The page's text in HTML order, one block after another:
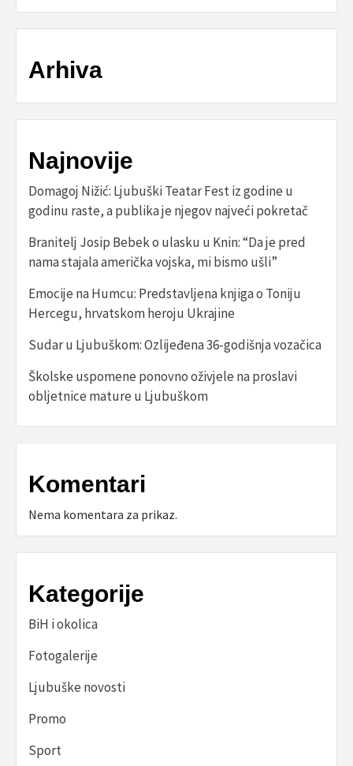
Arhiva
Najnovije
Domagoj Nižić: Ljubuški Teatar Fest iz godine u
godinu raste, a publika je njegov najveći pokretač
Branitelj Josip Bebek o ulasku u Knin: “Da je pred
nama stajala američka vojska, mi bismo ušli”
Emocije na Humcu: Predstavljena knjiga o Toniju
Hercegu, hrvatskom heroju Ukrajine
Sudar u Ljubuškom: Ozlijeđena 36-godišnja vozačica
Školske uspomene ponovno oživjele na proslavi
obljetnice mature u Ljubuškom
Komentari
Nema komentara za prikaz.
Kategorije
BiH i okolica
Fotogalerije
Ljubuške novosti
Promo
Sport